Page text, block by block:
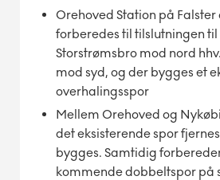
Orehoved Station på
forberedes til tilslutningen til
Storstrømsbro mod nord
mod syd, og der bygges et
overhalingsspor
Mellem Orehoved og
det eksisterende spor
bygges. Samtidig
kommende dobbeltspor på